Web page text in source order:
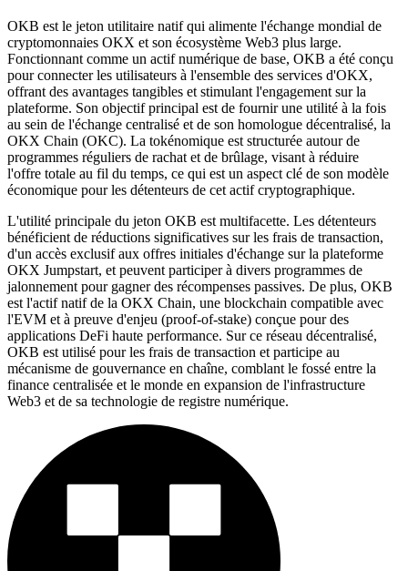
OKB est le jeton utilitaire natif qui alimente l'échange mondial de
cryptomonnaies OKX et son écosystème Web3 plus large.
Fonctionnant comme un actif numérique de base, OKB a été conçu
pour connecter les utilisateurs à l'ensemble des services d'OKX,
offrant des avantages tangibles et stimulant l'engagement sur la
plateforme. Son objectif principal est de fournir une utilité à la fois
au sein de l'échange centralisé et de son homologue décentralisé, la
OKX Chain (OKC). La tokénomique est structurée autour de
programmes réguliers de rachat et de brûlage, visant à réduire
l'offre totale au fil du temps, ce qui est un aspect clé de son modèle
économique pour les détenteurs de cet actif cryptographique.
L'utilité principale du jeton OKB est multifacette. Les détenteurs
bénéficient de réductions significatives sur les frais de transaction,
d'un accès exclusif aux offres initiales d'échange sur la plateforme
OKX Jumpstart, et peuvent participer à divers programmes de
jalonnement pour gagner des récompenses passives. De plus, OKB
est l'actif natif de la OKX Chain, une blockchain compatible avec
l'EVM et à preuve d'enjeu (proof-of-stake) conçue pour des
applications DeFi haute performance. Sur ce réseau décentralisé,
OKB est utilisé pour les frais de transaction et participe au
mécanisme de gouvernance en chaîne, comblant le fossé entre la
finance centralisée et le monde en expansion de l'infrastructure
Web3 et de sa technologie de registre numérique.